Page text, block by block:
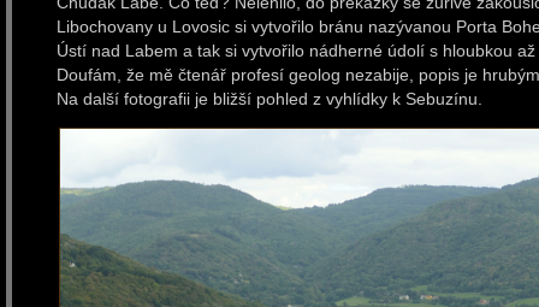
Libochovany u Lovosic si vytvořilo bránu nazývanou Porta
Ústí nad Labem a tak si vytvořilo nádherné údolí s hloubkou
Doufám, že mě čtenář profesí geolog nezabije, popis je
Na další fotografii je bližší pohled z vyhlídky k Sebuzínu.